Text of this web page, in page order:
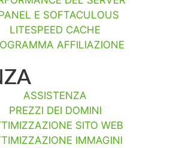
E SOFTACULOUS
LITESPEED CACHE
AFFILIAZIONE
ASSISTENZA
PREZZI DEI DOMINI
SITO WEB
IMMAGINI